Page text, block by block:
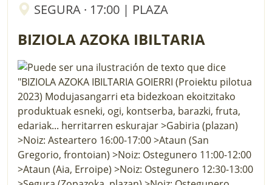
SEGURA · 17:00 | PLAZA
BIZIOLA AZOKA IBILTARIA